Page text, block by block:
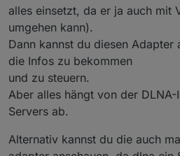
alles einsetzt, da er ja auch mit
umgehen kann).
Dann kannst du diesen Adapter
die Infos zu bekommen
und zu steuern.
Aber alles hängt von der
Servers ab.
Alternativ kannst du die auch